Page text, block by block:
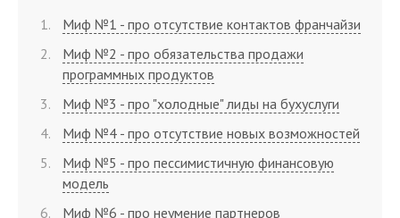
Миф №1 - про отсутствие контактов франчайзи
Миф №2 - про обязательства продажи
программных продуктов
Миф №3 - про "холодные" лиды на бухуслуги
Миф №4 - про отсутствие новых возможностей
Миф №5 - про пессимистичную финансовую
модель
Миф №6 - про неумение партнеров